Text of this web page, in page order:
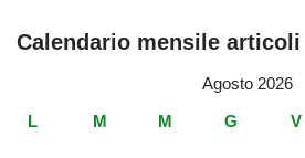
Calendario mensile articoli
Agosto 2026
L
M M G V